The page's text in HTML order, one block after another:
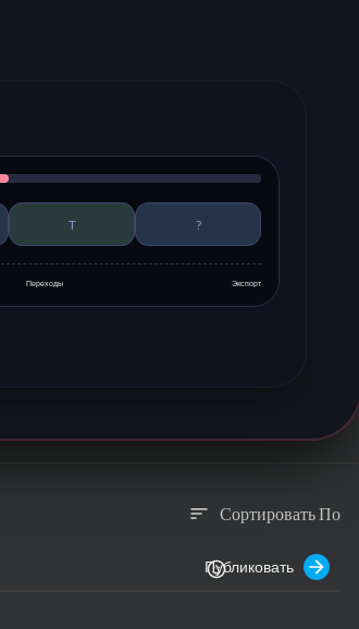
T ?
Переходы Экспорт
sort Сортировать По
Публиковать